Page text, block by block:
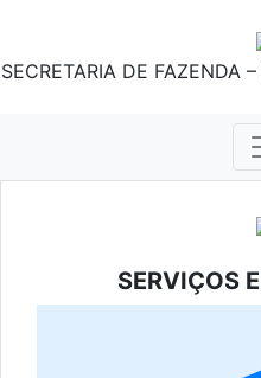
SECRETARIA DE FAZENDA
SERVIÇOS